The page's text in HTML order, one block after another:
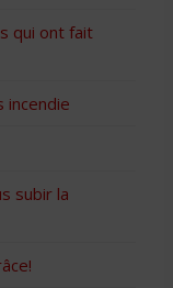
qui ont fait
incendie
subir la